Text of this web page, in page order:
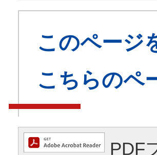
このページ
こちらのペ
PDF